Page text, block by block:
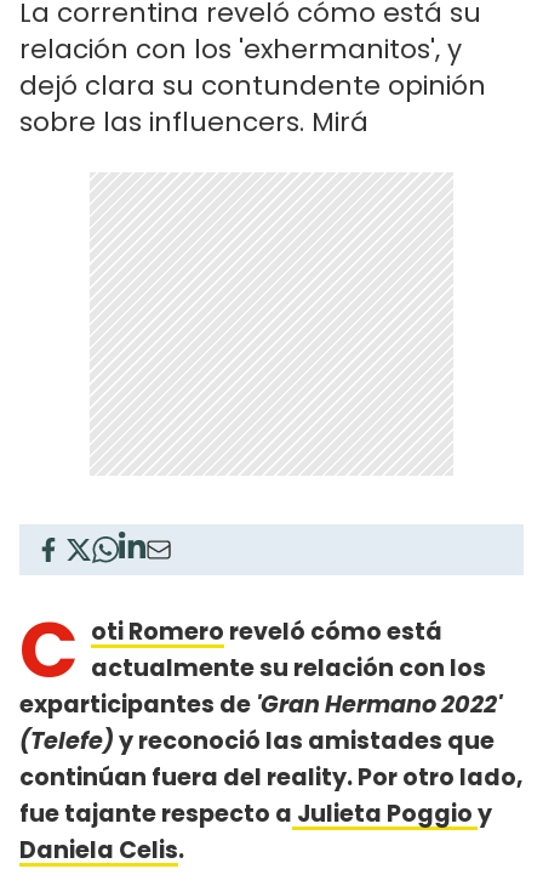
La correntina reveló cómo está su
relación con los 'exhermanitos', y
dejó clara su contundente opinión
sobre las influencers. Mirá
C oti Romero reveló cómo está
actualmente su relación con los
exparticipantes de 'Gran Hermano 2022'
(Telefe)y reconoció las amistades que
continúan fuera del reality. Por otro lado,
fue tajante respecto a Julieta Poggioy
Daniela Celis.